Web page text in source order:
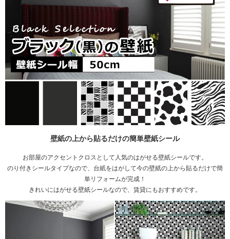
壁紙の上から貼るだけの簡単壁紙シール
お部屋のアクセントクロスとして人気のはがせる壁紙シールです。
のり付きシールタイプなので、台紙をはがして今の壁紙の上から貼るだけで簡
単リフォームが完成！
きれいにはがせる壁紙シールなので、賃貸にもおすすめです。